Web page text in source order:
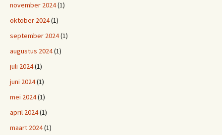
november 2024(1)
oktober 2024(1)
september 2024(1)
augustus 2024(1)
juli 2024(1)
juni 2024(1)
mei 2024(1)
april 2024(1)
maart 2024(1)